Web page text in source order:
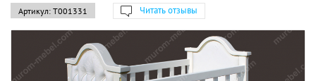
Артикул: Т001331 Читать отзывы